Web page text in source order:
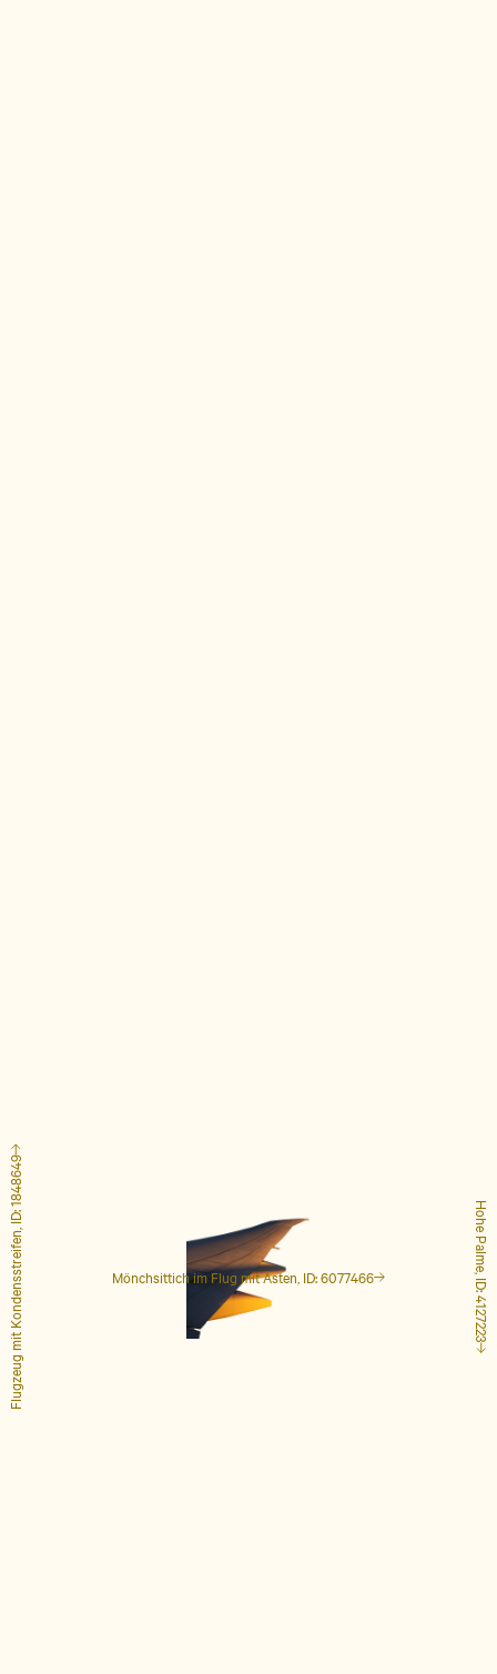
Mönchsittich im Flug mit Ästen, ID: 6077466 Hohe Palme, ID: 4127223
Flugzeug mit Kondensstreifen, ID: 1848649